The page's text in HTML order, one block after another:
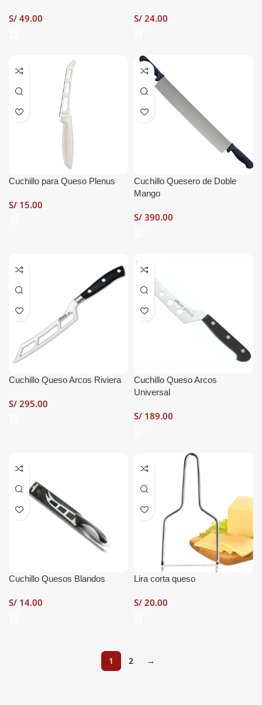
S/ S/
Cuchillo para Queso Plenus
S/
Cuchillo Quesero de Doble
Mango
S/
Cuchillo Queso Arcos Riviera
S/
Cuchillo Queso Arcos
Universal
S/
Cuchillo Quesos Blandos
S/
Lira corta queso
S/
1 2 →